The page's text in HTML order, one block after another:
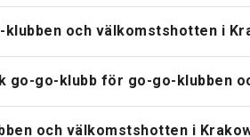
klubben och välkomstshotten i
go-go-klubb för go-go-klubben
och välkomstshotten i